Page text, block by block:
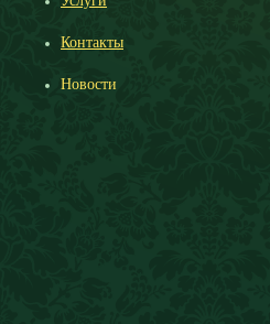
Контакты
Новости